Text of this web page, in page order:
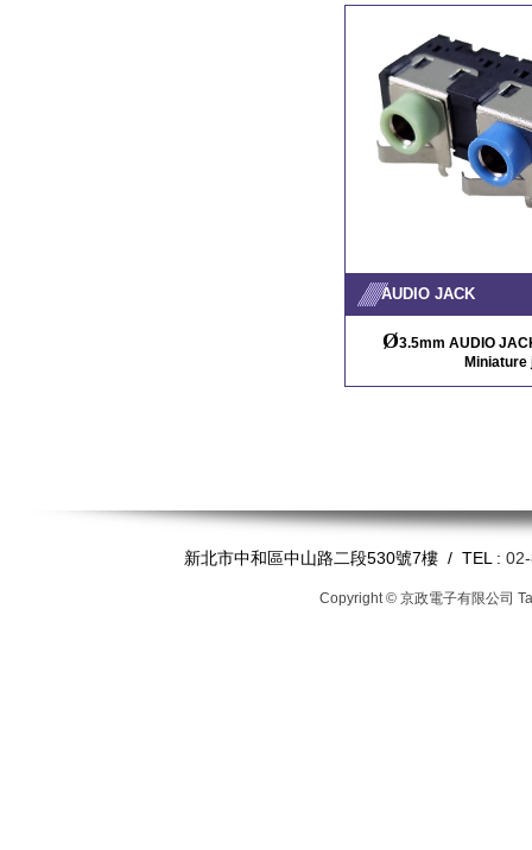
AUDIO JACK
Ø3.5mm AUDIO
Miniature
新北市中和區中山路二段530號7樓 / TEL :
Copyright © 京政電子有限公司